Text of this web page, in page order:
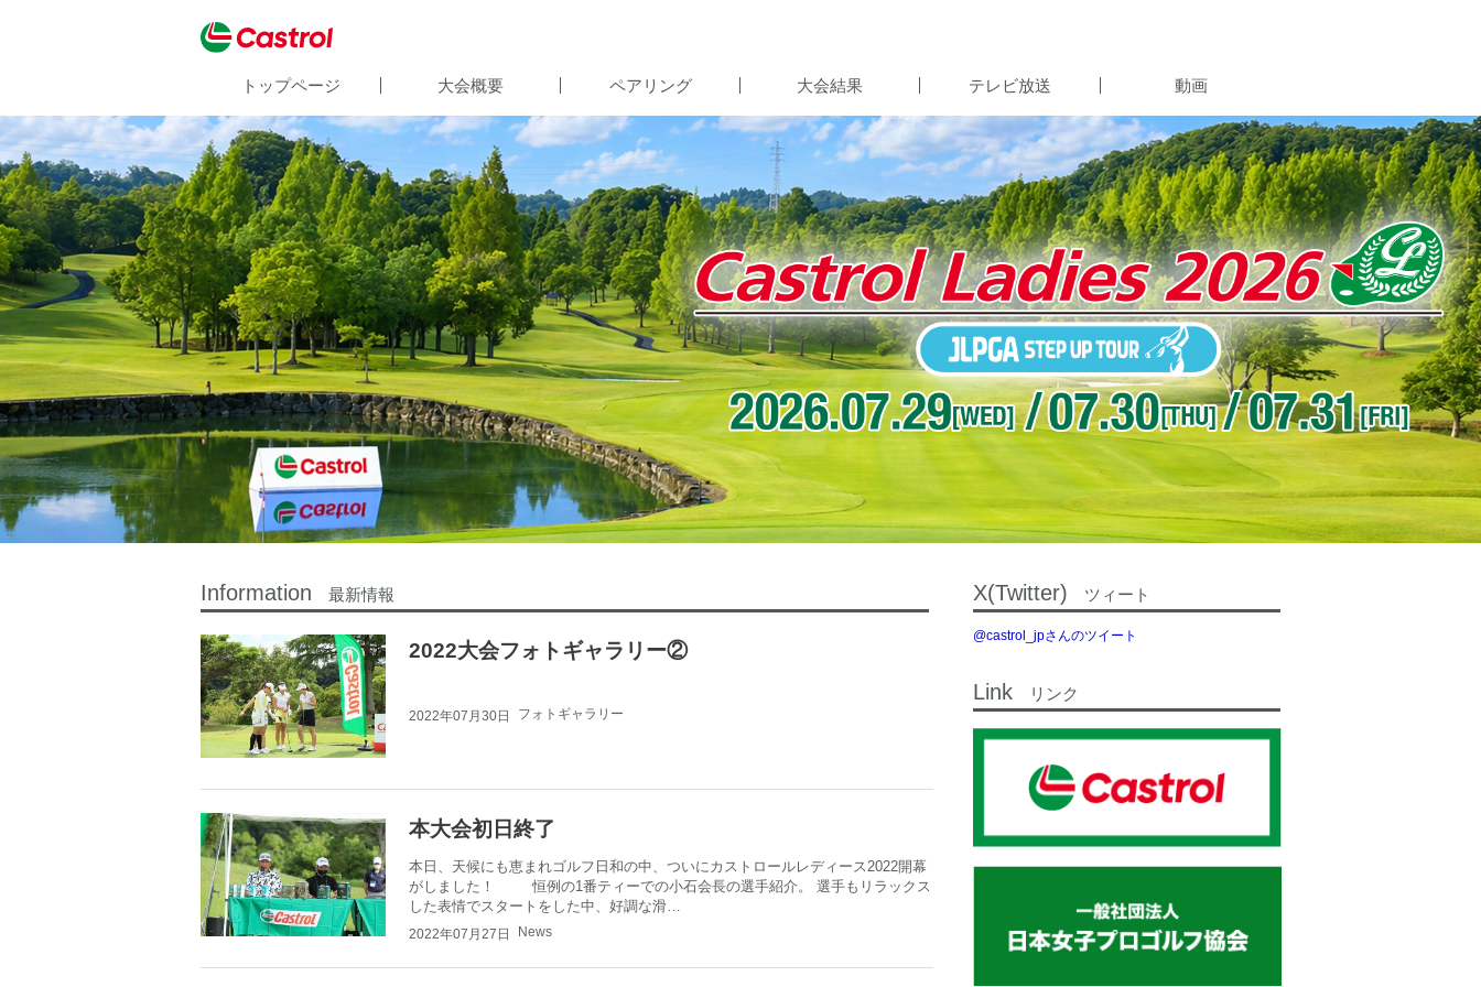
トップページ 大会概要 ペアリング 大会結果 テレビ放送 動画
Information 最新情報
2022大会フォトギャラリー②
2022年07月30日 フォトギャラリー
本大会初日終了
本日、天候にも恵まれゴルフ日和の中、ついにカストロールレディース2022開幕
がしました！ 恒例の1番ティーでの小石会長の選手紹介。 選手もリラックス
した表情でスタートをした中、好調な滑…
2022年07月27日 News
X(Twitter) ツィート
@castrol_jpさんのツイート
Link リンク